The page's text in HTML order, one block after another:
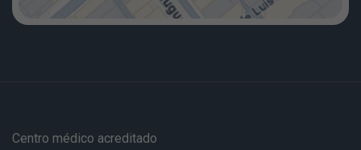
Centro médico acreditado